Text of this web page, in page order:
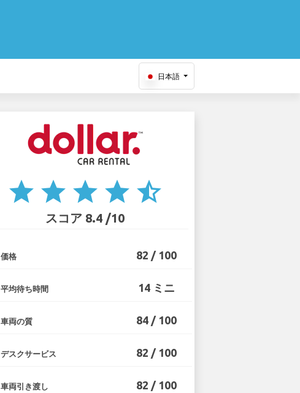
日本語
star star star star star_half
スコア 8.4 /10
価格 82 / 100
平均待ち時間 14 ミニ
車両の質 84 / 100
デスクサービス 82 / 100
車両引き渡し 82 / 100